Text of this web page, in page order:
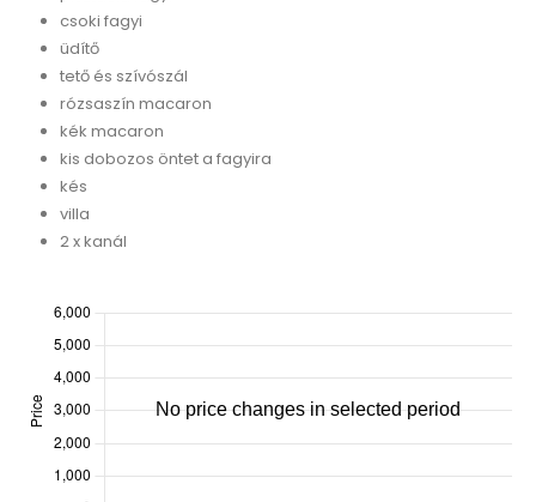
csoki fagyi
üdítő
tető és szívószál
rózsaszín macaron
kék macaron
kis dobozos öntet a fagyira
kés
villa
2 x kanál